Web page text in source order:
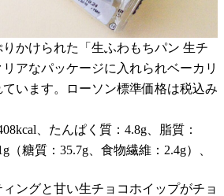
かけられた「生ふわもちパン 生チ
アなパッケージに入れられベーカリ
います。ローソン標準価格は税込み
、たんぱく質：4.8g、脂質：
（糖質：35.7g、食物繊維：2.4g）、
ングと甘い生チョコホイップがチョ